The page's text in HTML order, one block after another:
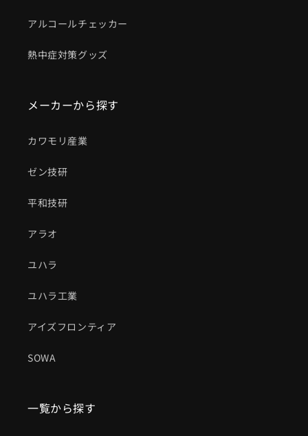
アルコールチェッカー
熱中症対策グッズ
メーカーから探す
カワモリ産業
ゼン技研
平和技研
アラオ
ユハラ
ユハラ工業
アイズフロンティア
SOWA
一覧から探す